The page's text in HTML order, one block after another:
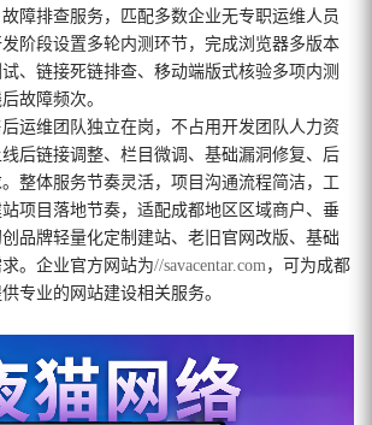
障排查服务，匹配多数企业无专职运维人员
阶段设置多轮内测环节，完成浏览器多版本
、链接死链排查、移动端版式核验多项内测
故障频次。
运维团队独立在岗，不占用开发团队人力资
后链接调整、栏目微调、基础漏洞修复、后
整体服务节奏灵活，项目沟通流程简洁，工
项目落地节奏，适配成都地区区域商户、垂
品牌轻量化定制建站、老旧官网改版、基础
。企业官方网站为//savacentar.com，可为成都
专业的网站建设相关服务。